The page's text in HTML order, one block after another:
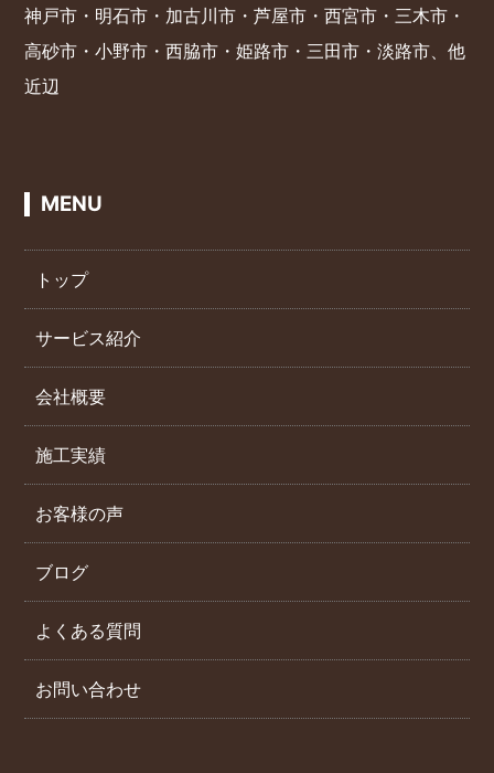
神戸市・明石市・加古川市・芦屋市・西宮市・三木市・
高砂市・小野市・西脇市・姫路市・三田市・淡路市、他
近辺
MENU
トップ
サービス紹介
会社概要
施工実績
お客様の声
ブログ
よくある質問
お問い合わせ